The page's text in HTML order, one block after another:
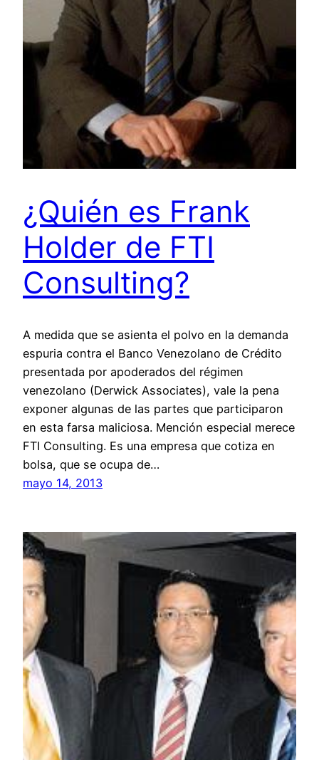
¿Quién es Frank
Holder de FTI
Consulting?
A medida que se asienta el polvo en la demanda
espuria contra el Banco Venezolano de Crédito
presentada por apoderados del régimen
venezolano (Derwick Associates), vale la pena
exponer algunas de las partes que participaron
en esta farsa maliciosa. Mención especial merece
FTI Consulting. Es una empresa que cotiza en
bolsa, que se ocupa de…
mayo 14, 2013